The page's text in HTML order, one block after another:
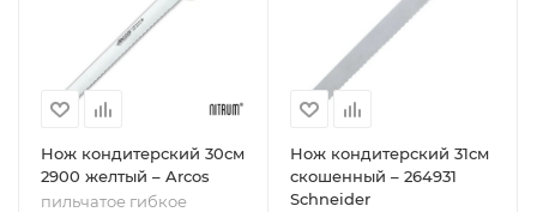
Нож кондитерский 30см
2900 желтый – Arcos
пильчатое гибкое
Нож кондитерский 31см
скошенный – 264931
Schneider